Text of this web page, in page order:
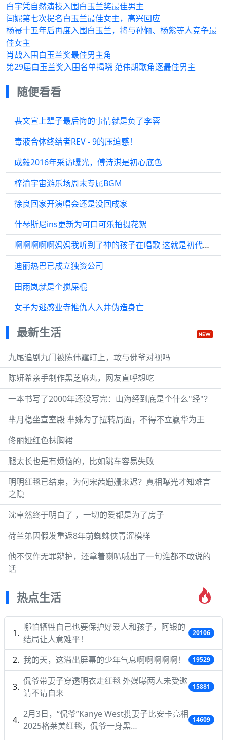
白宇凭自然演技入围白玉兰奖最佳男主
闫妮第七次提名白玉兰最佳女主，高兴回应
杨幂十五年后再度入围白玉兰，将与孙俪、杨紫等人竞争最
佳女主
肖战入围白玉兰奖最佳男主角
第29届白玉兰奖入围名单揭晓 范伟胡歌角逐最佳男主
随便看看
裴文宣上辈子最后悔的事情就是负了李蓉
毒液合体终结者REV - 9的压迫感！
成毅2016年采访曝光，傅诗淇是初心底色
梓渝宇宙游乐场周末专属BGM
徐良回家开演唱会还是没回成家
什琴斯尼ins更新为可口可乐拍摄花絮
啊啊啊啊啊妈妈我听到了神的孩子在唱歌 这就是初代顶流快男快女的实力吗
迪丽热巴已成立独资公司
田雨岚就是个搅屎棍
女子为逃感业寺推仇人入井伪造身亡
最新生活
九尾追剧九门被陈伟霆盯上，敢与佛爷对视吗
陈妍希亲手制作黑芝麻丸，网友直呼想吃
一本书写了2000年还没写完：山海经到底是个什么"经"？
芈月稳坐宣室殿 芈姝为了扭转局面，不得不立嬴华为王
佟丽娅红色抹胸裙
腿太长也是有烦恼的，比如跳车容易失败
明明红毯已结束，为何宋茜姗姗来迟？真相曝光才知难言
之隐
沈卓然终于明白了 ，一切的爱都是为了房子
荷兰弟因假发重返8年前蜘蛛侠青涩模样
他不仅作无罪辩护，还拿着喇叭喊出了一句谁都不敢说的
话
热点生活
哪怕牺牲自己也要保护好爱人和孩子，阿银的
结局让人意难平！
20106
我的天，这溢出屏幕的少年气息啊啊啊啊啊！ 19529
侃爷带妻子穿透明衣走红毯 外媒曝两人未受邀
请不请自来
15881
2月3日，“侃爷”Kanye West携妻子比安卡亮相
2025格莱美红毯，侃爷一身黑…
14609